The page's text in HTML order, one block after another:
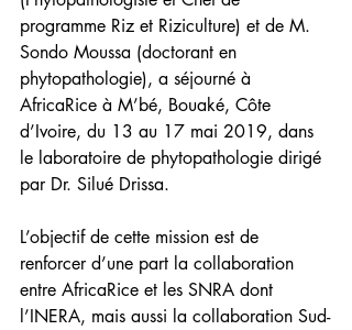
programme Riz et Riziculture) et de M.
Sondo Moussa (doctorant en
phytopathologie), a séjourné à
AfricaRice à M’bé, Bouaké, Côte
d’Ivoire, du 13 au 17 mai 2019, dans
le laboratoire de phytopathologie dirigé
par Dr. Silué Drissa.
L’objectif de cette mission est de
renforcer d’une part la collaboration
entre AfricaRice et les SNRA dont
l’INERA, mais aussi la collaboration Sud-